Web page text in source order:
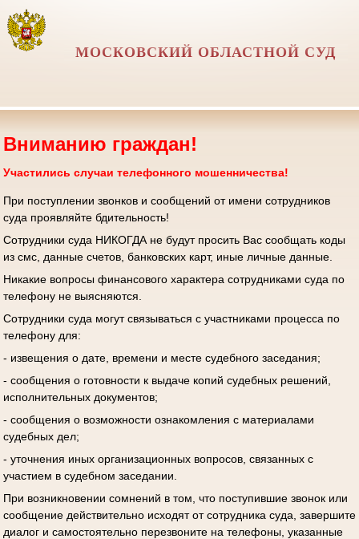
МОСКОВСКИЙ ОБЛАСТНОЙ СУД
Вниманию граждан!
Участились случаи телефонного мошенничества!
При поступлении звонков и сообщений от имени сотрудников
суда проявляйте бдительность!
Сотрудники суда НИКОГДА не будут просить Вас сообщать коды
из смс, данные счетов, банковских карт, иные личные данные.
Никакие вопросы финансового характера сотрудниками суда по
телефону не выясняются.
Сотрудники суда могут связываться с участниками процесса по
телефону для:
- извещения о дате, времени и месте судебного заседания;
- сообщения о готовности к выдаче копий судебных решений,
исполнительных документов;
- сообщения о возможности ознакомления с материалами
судебных дел;
- уточнения иных организационных вопросов, связанных с
участием в судебном заседании.
При возникновении сомнений в том, что поступившие звонок или
сообщение действительно исходят от сотрудника суда, завершите
диалог и самостоятельно перезвоните на телефоны, указанные